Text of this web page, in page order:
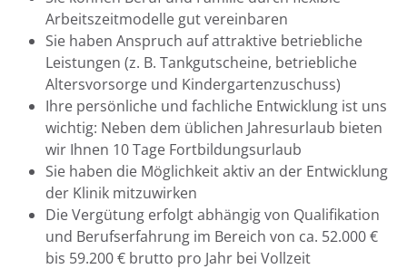
Arbeitszeitmodelle gut vereinbaren
Sie haben Anspruch auf attraktive betriebliche
Leistungen (z. B. Tankgutscheine, betriebliche
Altersvorsorge und Kindergartenzuschuss)
Ihre persönliche und fachliche Entwicklung ist uns
wichtig: Neben dem üblichen Jahresurlaub bieten
wir Ihnen 10 Tage Fortbildungsurlaub
Sie haben die Möglichkeit aktiv an der Entwicklung
der Klinik mitzuwirken
Die Vergütung erfolgt abhängig von Qualifikation
und Berufserfahrung im Bereich von ca. 52.000 €
bis 59.200 € brutto pro Jahr bei Vollzeit